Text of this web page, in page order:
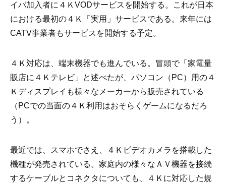
イバ加入者に４ＫVODサービスを開始する。これが日本
における最初の４Ｋ「実用」サービスである。来年には
CATV事業者もサービスを開始する予定。
４Ｋ対応は、端末機器でも進んでいる。冒頭で「家電量
販店に４Ｋテレビ」と述べたが、パソコン（PC）用の４
Ｋディスプレイも様々なメーカーから販売されている
（PCでの当面の４Ｋ利用はおそらくゲームになるだろ
う）。
最近では、スマホでさえ、４Ｋビデオカメラを搭載した
機種が発売されている。家庭内の様々なＡＶ機器を接続
するケーブルとコネクタについても、４Ｋに対応した規